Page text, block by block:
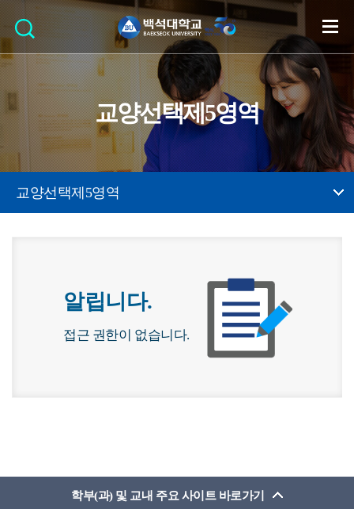
교양선택제5영역
교양선택제5영역
알립니다.
접근 권한이 없습니다.
학부(과) 및 교내 주요 사이트 바로가기